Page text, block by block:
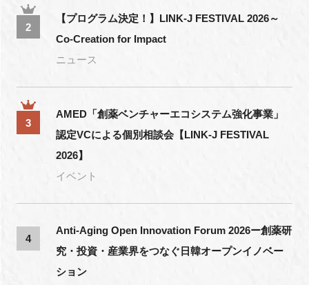
2
【プログラム決定！】LINK-J FESTIVAL 2026～
Co-Creation for Impact
ニュース
3
AMED「創薬ベンチャーエコシステム強化事業」
認定VCによる個別相談会【LINK-J FESTIVAL
2026】
イベント
4
Anti-Aging Open Innovation Forum 2026ー創薬研
究・投資・産業界をつなぐ日韓オープンイノベー
ション